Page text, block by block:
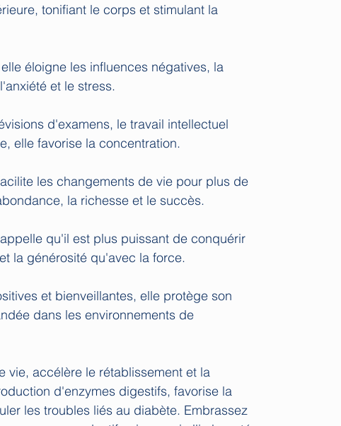
tonifiant le corps et stimulant la
éloigne les influences négatives, la
et le stress.
d'examens, le travail intellectuel
elle favorise la concentration.
les changements de vie pour plus de
la richesse et le succès.
qu'il est plus puissant de conquérir
la générosité qu'avec la force.
et bienveillantes, elle protège son
dans les environnements de
vie, accélère le rétablissement et la
d'enzymes digestifs, favorise la
les troubles liés au diabète. Embrassez